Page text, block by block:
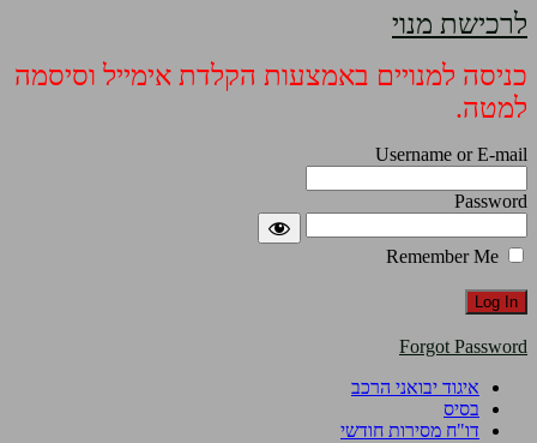
לרכישת מנוי
כניסה למנויים באמצעות הקלדת אימייל וסיסמה
למטה.
Username or E-mail
Password
Forgot Password
איגוד יבואני הרכב
בסיס
דו"ח מסירות חודשי